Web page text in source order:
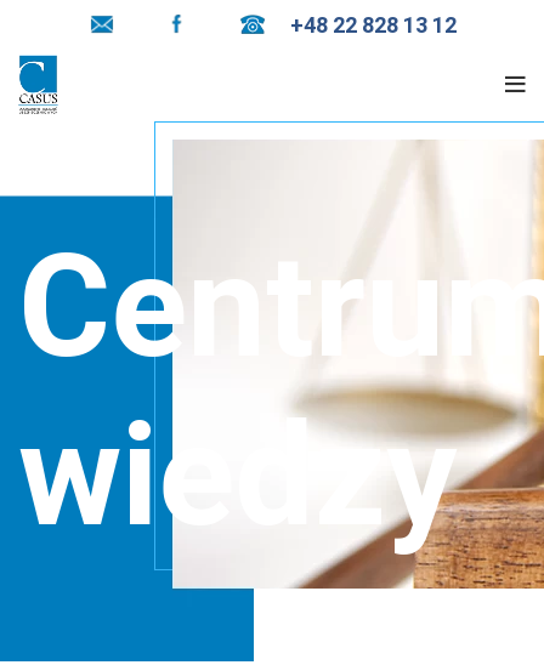
+48 22 828 13 12
wiedzy